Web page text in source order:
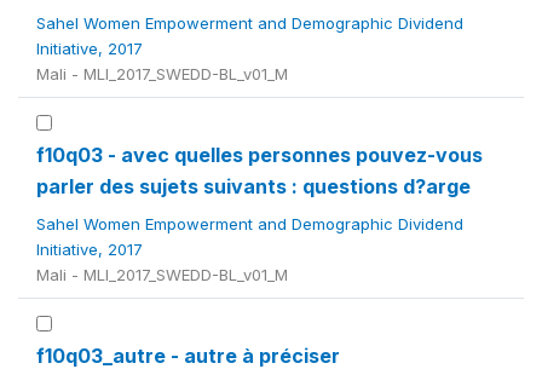
Sahel Women Empowerment and Demographic Dividend
Initiative, 2017
Mali - MLI_2017_SWEDD-BL_v01_M
f10q03 - avec quelles personnes pouvez-vous
parler des sujets suivants : questions d?arge
Sahel Women Empowerment and Demographic Dividend
Initiative, 2017
Mali - MLI_2017_SWEDD-BL_v01_M
f10q03_autre - autre à préciser